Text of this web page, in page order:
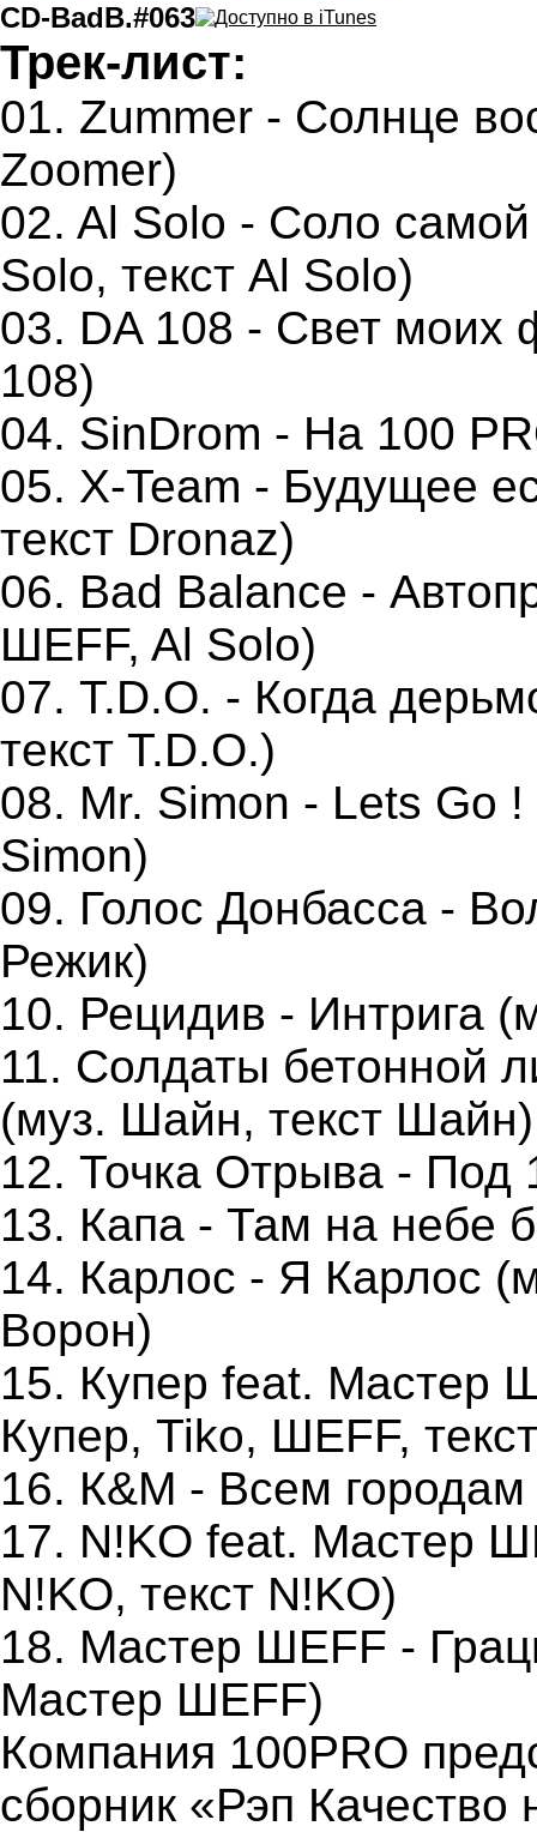
CD-BadB.#063
Трек-лист:
01. Zummer - Солнце
Zoomer)
02. Al Solo - Соло
Solo, текст Al Solo)
03. DA 108 - Свет моих
108)
04. SinDrom - На 100
05. X-Team - Будущее
текст Dronaz)
06. Bad Balance -
ШЕFF, Al Solo)
07. Т.D.О. - Когда
текст T.D.O.)
08. Mr. Simon - Lets Go !
Simon)
09. Голос Донбасса -
Режик)
10. Рецидив - Интрига
11. Солдаты бетонной
(муз. Шайн, текст Шайн)
12. Точка Отрыва - Под
13. Капа - Там на небе
14. Карлос - Я Карлос
Ворон)
15. Купер feat. Мастер
Купер, Tiko, ШЕFF,
16. К&M - Всем
17. N!KO feat. Мастер
N!KO, текст N!KO)
18. Мастер ШЕFF -
Мастер ШЕFF)
Компания 100PRO
сборник «Рэп